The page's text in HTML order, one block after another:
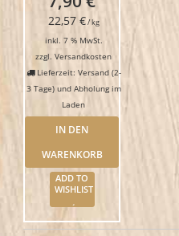
22,57 €/kg
inkl. 7 % MwSt.
zzgl.Versandkosten
Lieferzeit: Versand (2-
3 Tage) und Abholung im
Laden
IN DEN
WARENKORB
ADD TO
WISHLIST